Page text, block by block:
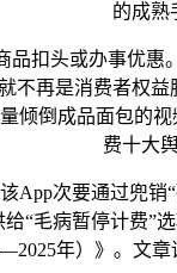
的成熟
扣头或办事优惠
不再是消费者权
倾倒成品面包的
费十大
次要通过兜销“
“毛病暂停计费”
年）》。文